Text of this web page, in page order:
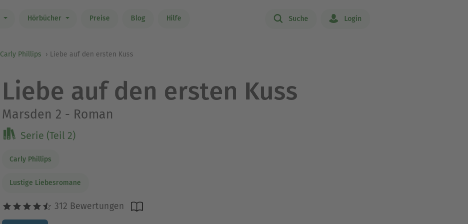
Hörbücher Preise Blog Hilfe Suche Login
Carly Phillips Liebe auf den ersten Kuss
Liebe auf den ersten Kuss
Marsden 2 - Roman
Serie (Teil 2)
Carly Phillips
Lustige Liebesromane
312 Bewertungen